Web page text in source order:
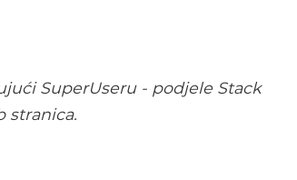
SuperUseru - podjele Stack
stranica.